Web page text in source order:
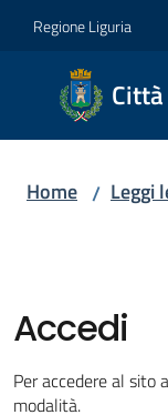
Vai al contenuto
Vai alla navigazione
Vai al footer
Regione Liguria
Città
della
Spezia
Medaglia
Medaglia
al Valor
Home / Leggi
Accedi
Per accedere al sito
modalità.